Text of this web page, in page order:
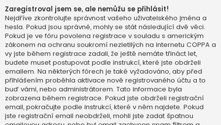
Zaregistroval jsem se, ale nemůžu se přihlásit!
Nejdříve zkontrolujte správnost vašeho uživatelského jména a
hesla. Pokud jsou správné, mohly se stát následující dvě věci.
Pokud je ve fóru povolena registrace v souladu s americkým
zákonem na ochranu soukromí nezletilých na internetu COPPA a
vy jste během registrace zadali, že ještě nemáte třináct let,
budete muset postupovat podle instrukcí, které jste obdrželi
emailem. Na některých fórech je také vyžadováno, aby před
přihlášením proběhla aktivace nově registrovaného účtu a to
buď vámi, nebo administrátorem. Tato informace byla
zobrazena během registrace. Pokud jste obdrželi registrační
email, pokračujte podle instrukcí, které v něm najdete. Pokud
jste registrační email neobdrželi, mohli jste zadat špatnou